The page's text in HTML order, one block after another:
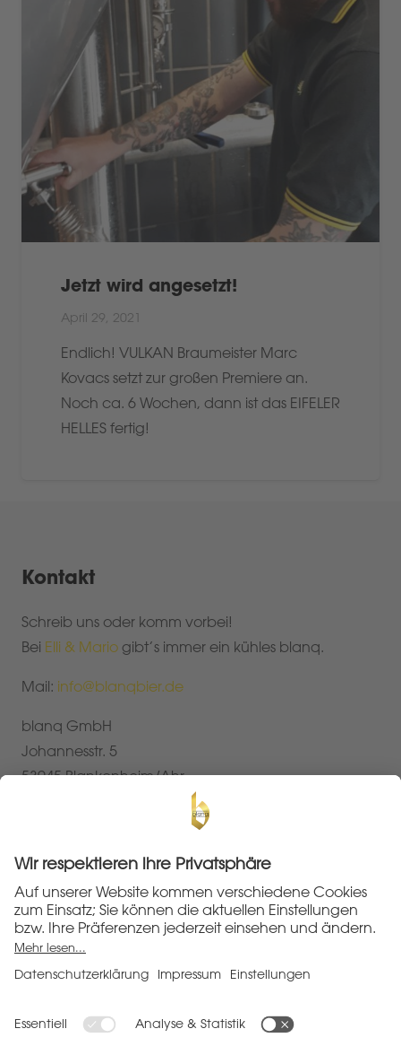
Jetzt wird angesetzt!
April 29, 2021
Endlich! VULKAN Braumeister Marc
Kovacs setzt zur großen Premiere an.
Noch ca. 6 Wochen, dann ist das EIFELER
HELLES fertig!
Kontakt
Schreib uns oder komm vorbei!
Bei Elli & Mario gibt’s immer ein kühles blanq.
Mail: info@blanqbier.de
blanq GmbH
Johannesstr. 5
53945 Blankenheim/Ahr
Allgemeine Geschäftsbedingungen
Widerruf